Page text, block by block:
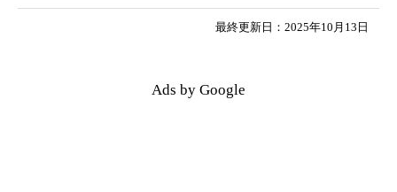
最終更新日：2025年10月13日
Ads by Google